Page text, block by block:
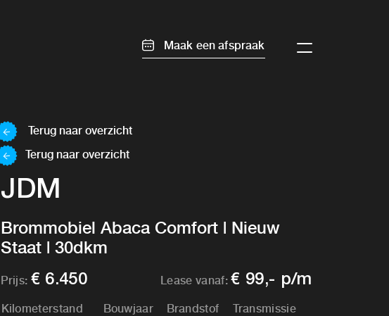
Maak een afspraak
Terug naar overzicht
Terug naar overzicht
JDM
Brommobiel Abaca Comfort | Nieuw
Staat | 30dkm
Prijs: € 6.450 Lease vanaf:€ 99,- p/m
Kilometerstand Bouwjaar Brandstof Transmissie